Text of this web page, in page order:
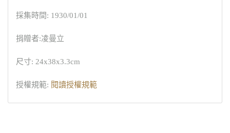
採集時間: 1930/01/01
捐贈者:凌曼立
尺寸: 24x38x3.3cm
授權規範: 閱讀授權規範